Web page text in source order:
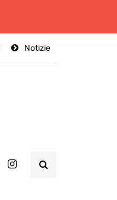
Notizie